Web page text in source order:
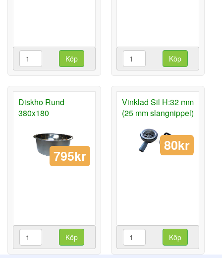
Köp Köp
Diskho Rund
380x180
795kr
Köp
Vinklad Sil H:32 mm
(25 mm slangnippel)
80kr
Köp